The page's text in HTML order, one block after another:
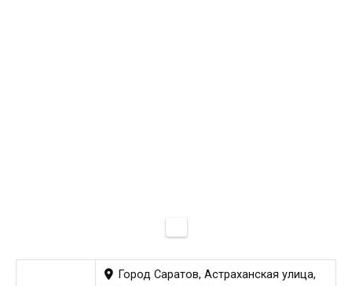
Город Саратов, Астраханская улица,